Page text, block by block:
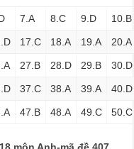
7.A 8.C 9.D 10.B
17.C 18.A 19.A 20.A
27.B 28.D 29.B 30.D
37.C 38.A 39.A 40.D
47.B 48.A 49.C 50.C